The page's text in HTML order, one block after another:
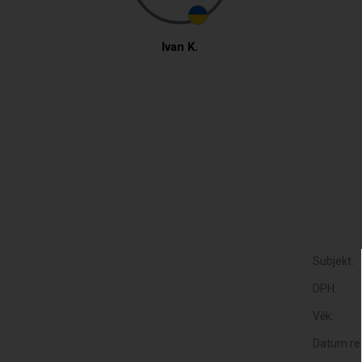
Ivan K.
Subjekt:
DPH:
Věk:
Datum